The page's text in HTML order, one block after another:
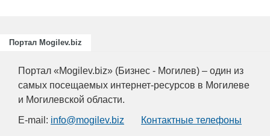
Портал Mogilev.biz
Портал «Mogilev.biz» (Бизнес - Могилев) – один из
самых посещаемых интернет-ресурсов в Могилеве
и Могилевской области.
E-mail: info@mogilev.biz Контактные телефоны